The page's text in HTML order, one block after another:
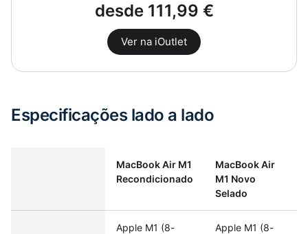
desde 111,99 €
Ver na iOutlet
Especificações lado a lado
MacBook Air M1
Recondicionado
MacBook Air
M1 Novo
Selado
Apple M1 (8-
Apple M1 (8-